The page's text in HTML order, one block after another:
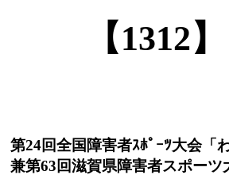
【
第24回全国障害者ｽﾎﾟｰﾂ大会「
兼第63回滋賀県障害者スポーツ